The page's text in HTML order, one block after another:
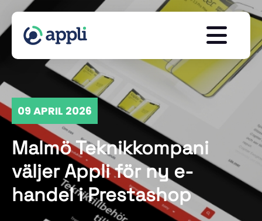
09 APRIL 2026
Malmö Teknikkompani
väljer Appli för ny e-
handel i Prestashop